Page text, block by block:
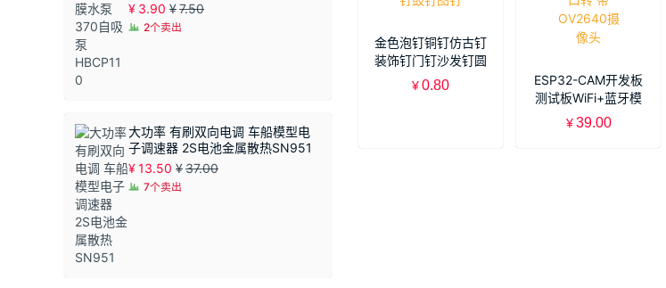
金色泡钉铜钉仿古钉
装饰钉门钉沙发钉圆
头钉大头钉柳钉鼓钉
¥0.80
ESP32-CAM开发板
测试板WiFi+蓝牙模
块ESP32串口转 带
¥ 39.00
¥ 3.90 ¥7.50
2个卖出
大功率 有刷双向电调 车船模型电
子调速器 2S电池金属散热SN951
¥13.50 ¥37.00
7个卖出